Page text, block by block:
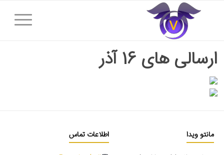
ارسالی های 16 آذر
مانتو ویدا اطلاعات تماس